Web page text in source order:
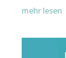
mehr lesen